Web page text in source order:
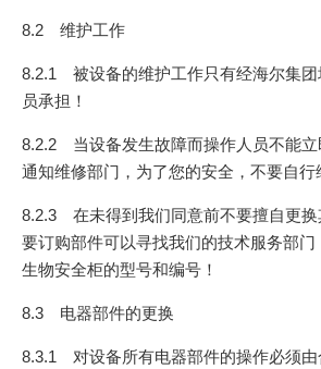
8.2 维护工作
8.2.1 被设备的维护工作只有经海尔集团
员承担！
8.2.2 当设备发生故障而操作人员不能立
通知维修部门，为了您的安全，不要自行
8.2.3 在未得到我们同意前不要擅自更换
要订购部件可以寻找我们的技术服务部
生物安全柜的型号和编号！
8.3 电器部件的更换
8.3.1 对设备所有电器部件的操作必须由